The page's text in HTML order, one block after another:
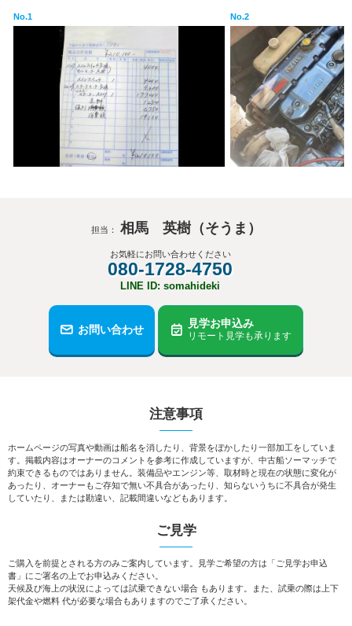
No.1 No.2
担当： 相馬 英樹（そうま）
お気軽にお問い合わせください
080-1728-4750
LINE ID: somahideki
お問い合わせ 見学お申込み
リモート見学も承ります
注意事項
ホームページの写真や動画は船名を消したり、背景をぼかしたり一部加工をしていま
す。掲載内容はオーナーのコメントを参考に作成していますが、中古船ソーマッチで
約束できるものではありません。装備品やエンジン等、取材時と現在の状態に変化が
あったり、オーナーもご存知で無い不具合があったり、知らないうちに不具合が発生
していたり、または勘違い、記載間違いなどもあります。
ご見学
ご購入を前提とされる方のみご案内しています。見学ご希望の方は「ご見学お申込
書」にご署名の上でお申込みください。
天候及び海上の状況によっては試乗できない場合 もあります。また、試乗の際は上下
架代金や燃料 代が必要な場合もありますのでご了承ください。